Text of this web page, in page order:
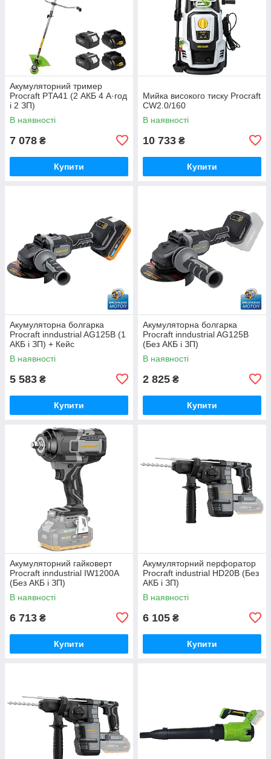
Акумуляторний тример
Procraft PTA41 (2 АКБ 4 А·год
і 2 ЗП)
В наявності
7 078 ₴
Купити
Мийка високого тиску Procraft
CW2.0/160
В наявності
10 733 ₴
Купити
Акумуляторна болгарка
Procraft inndustrial AG125B (1
АКБ і ЗП) + Кейс
В наявності
5 583 ₴
Купити
Акумуляторна болгарка
Procraft inndustrial AG125B
(Без АКБ і ЗП)
В наявності
2 825 ₴
Купити
Акумуляторний гайковерт
Procraft inndustrial IW1200A
(Без АКБ і ЗП)
В наявності
6 713 ₴
Купити
Акумуляторний перфоратор
Procraft industrial HD20B (Без
АКБ і ЗП)
В наявності
6 105 ₴
Купити